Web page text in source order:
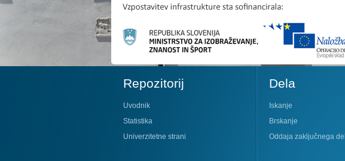
Repozitorij
Uvodnik
Statistika
Univerzitetne strani
Dela
Iskanje
Brskanje
Oddaja zaključnega